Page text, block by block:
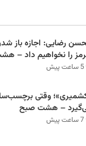
رضایی: اجازه باز
را نخواهیم داد –
5 ساعت پیش
وقتی
– هشت صبح
7 ساعت پیش